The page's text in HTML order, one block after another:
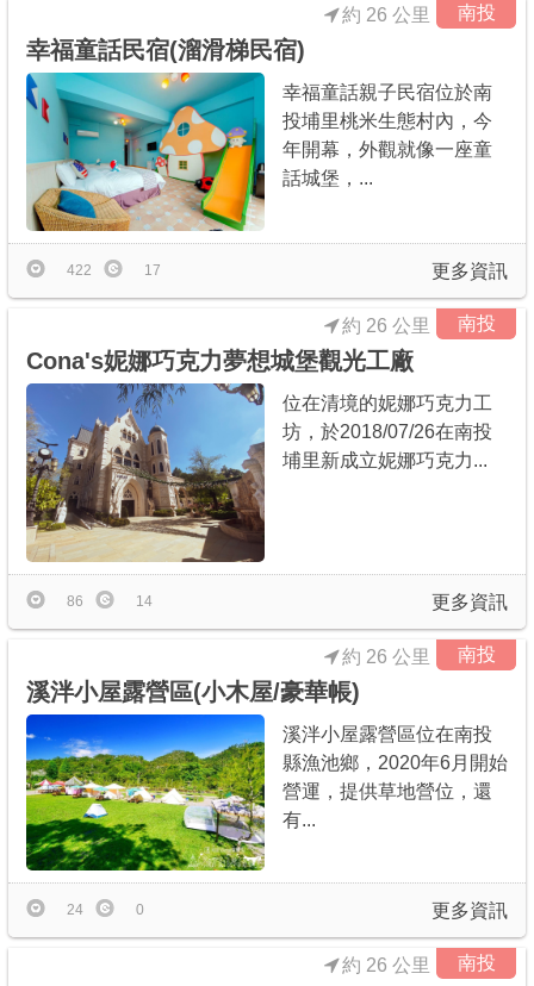
南投
幸福童話民宿(溜滑梯民宿)
約 26 公里
幸福童話親子民宿位於南
投埔里桃米生態村內，今
年開幕，外觀就像一座童
話城堡，...
更多資訊
422 17
南投
Cona's妮娜巧克力夢想城堡觀光工廠
約 26 公里
位在清境的妮娜巧克力工
坊，於2018/07/26在南投
埔里新成立妮娜巧克力...
更多資訊
86 14
南投
溪泮小屋露營區(小木屋/豪華帳)
約 26 公里
溪泮小屋露營區位在南投
縣漁池鄉，2020年6月開始
營運，提供草地營位，還
有...
更多資訊
24 0
南投
約 26 公里